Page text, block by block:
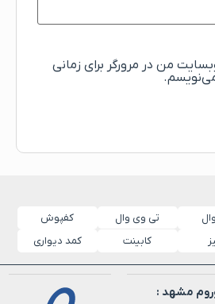
من در مرورگر برای زمانی
تی وی وال
کفپوش
کابینت کمد دیواری
مشهد :